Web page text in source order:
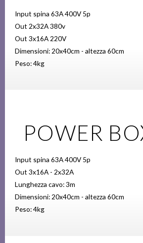
Input spina 63A 400V 5p
Out 2x32A 380v
Out 3x16A 220V
Dimensioni: 20x40cm - altezza 60cm
Peso: 4kg
POWER
Input spina 63A 400V 5p
Out 3x16A - 2x32A
Lunghezza cavo: 3m
Dimensioni: 20x40cm - altezza 60cm
Peso: 4kg